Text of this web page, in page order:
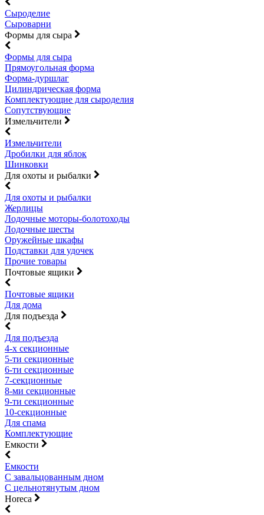
Сыроделие
Сыроварни
Формы для сыра
Формы для сыра
Прямоугольная форма
Форма-дуршлаг
Цилиндрическая форма
Комплектующие для сыроделия
Сопутствующие
Измельчители
Измельчители
Дробилки для яблок
Шинковки
Для охоты и рыбалки
Для охоты и рыбалки
Жерлицы
Лодочные моторы-болотоходы
Лодочные шесты
Оружейные шкафы
Подставки для удочек
Прочие товары
Почтовые ящики
Почтовые ящики
Для дома
Для подъезда
Для подъезда
4-х секционные
5-ти секционные
6-ти секционные
7-секционные
8-ми секционные
9-ти секционные
10-секционные
Для спама
Комплектующие
Емкости
Емкости
С завальцованным дном
С цельнотянутым дном
Horeca